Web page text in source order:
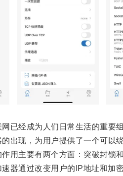
经成为人们日常生活的重要组
现，为用户提供了一个可以绕
主要有两个方面：突破封锁和
通过改变用户的IP地址和加密